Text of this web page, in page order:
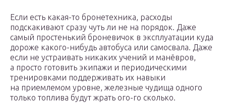
Если есть какая-то бронетехника, расходы
подскакивают сразу чуть ли не на порядок. Даже
самый простенький броневичок в эксплуатации куда
дороже какого-нибудь автобуса или самосвала. Даже
если не устраивать никаких учений и манёвров,
а просто готовить экипажи и периодическими
тренировками поддерживать их навыки
на приемлемом уровне, железные чудища одного
только топлива будут жрать ого-го сколько.